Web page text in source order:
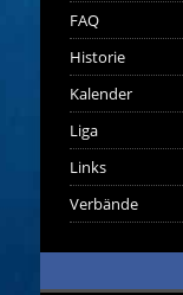
FAQ
Historie
Kalender
Liga
Links
Verbände